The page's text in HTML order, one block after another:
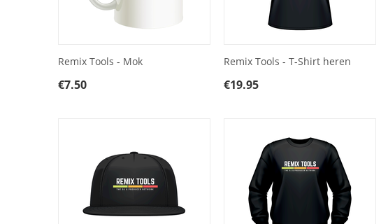
Remix Tools - Mok
€7.50
Remix Tools - T-Shirt heren
€19.95